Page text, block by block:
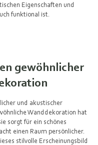
Eigenschaften und
funktional ist.
gewöhnlicher
und akustischer
Wanddekoration hat
sorgt für ein schönes
einen Raum persönlicher.
stilvolle Erscheinungsbild